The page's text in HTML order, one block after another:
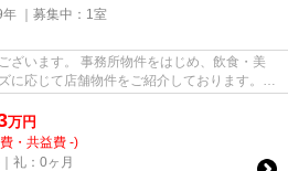
｜募集中： 1室
ざいます。 事務所物件をはじめ、飲食・美
に応じて店舗物件をご紹介しております。
万円
・共益費 -)
礼：0ヶ月